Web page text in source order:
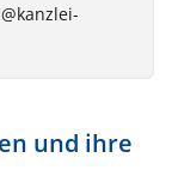
und ihre